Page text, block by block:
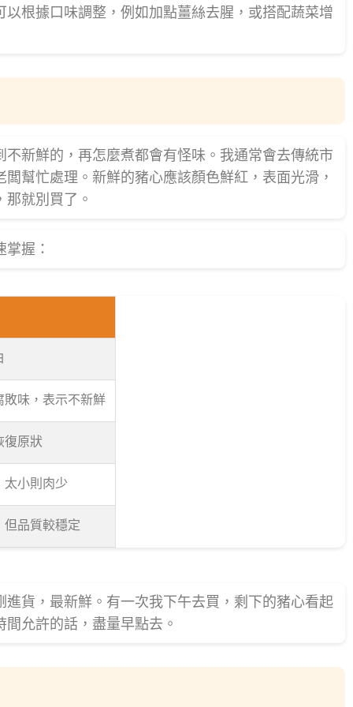
根據口味調整，例如加點薑絲去腥，或搭配蔬菜增
新鮮的，再怎麼煮都會有怪味。我通常會去傳統市
幫忙處理。新鮮的豬心應該顏色鮮紅，表面光滑，
就別買了。
握：
敗味，表示不新鮮
復原狀
太小則肉少
品質較穩定
貨，最新鮮。有一次我下午去買，剩下的豬心看起
允許的話，盡量早點去。